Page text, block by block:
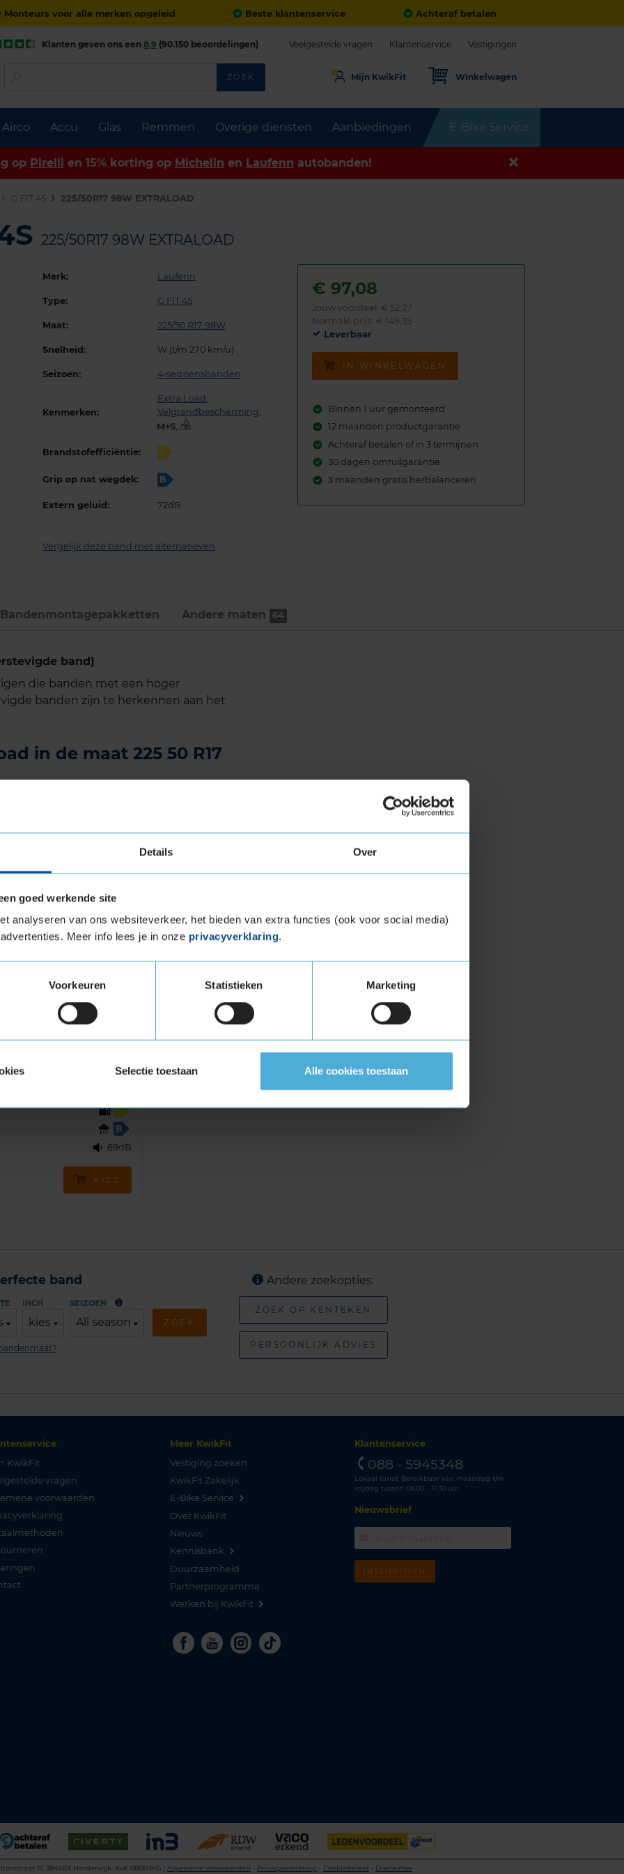
Details Over
goed werkende site
analyseren van ons websiteverkeer, het bieden van extra functies (ook voor social media)
Meer info lees je in onze privacyverklaring.
Voorkeuren Statistieken Marketing
Selectie toestaan Alle cookies toestaan
Monteurs voor alle merken opgeleid Beste klantenservice Achteraf betalen
Airco Accu Glas Remmen Overige diensten Aanbiedingen E-Bike Service
Klanten geven ons een 8,9 (90.150 beoordelingen) Veelgestelde vragen Klantenservice Vestigingen
ZOEK Mijn KwikFit Winkelwagen
op Pirelli en 15% korting op Michelin en Laufenn autobanden!
G FIT 4S 225/50R17 98W EXTRALOAD
225/50R17 98W EXTRALOAD
Merk: Laufenn
Type: G FIT 4S
Maat: 225/50 R17 98W
Snelheid: W (t/m 270 km/u)
Seizoen: 4-seizoensbanden
Kenmerken:
Extra Load ,
Velgrandbescherming,
,
Brandstofefficiëntie: C
Grip op nat wegdek: B
Extern geluid: 72dB
Vergelijk deze band met alternatieven
€97,08
Jouw voordeel: € 52,27
Normale prijs: € 149,35
Leverbaar
IN WINKELWAGEN
Binnen 1 uur gemonteerd
12 maanden productgarantie
Achteraf betalen of in 3 termijnen
30 dagen omruilgarantie
3 maanden gratis herbalanceren
Bandenmontage­pakketten Andere maten 64
band)
die banden met een hoger
banden zijn te herkennen aan het
in de maat 225 50 R17
maat 225 50 R17 eenvoudig online en plan
jouw KwikFit vestiging.
deze autoband: 225 50 R17
, ,
€ 33,20
C
B
69dB
KIES
band
INCH
kies
SEIZOEN
All season ZOEK
Andere zoekopties:
ZOEK OP KENTEKEN
PERSOONLIJK ADVIES
KwikFit
vragen
voorwaarden
Meer KwikFit
Vestiging zoeken
KwikFit Zakelijk
E-Bike Service
Over KwikFit
Nieuws
Kennisbank
Duurzaamheid
Partnerprogramma
Werken bij KwikFit
Facebook
YoutubeInstagram
Tiktok
Klantenservice
088 - 5945348
Lokaal tarief. Bereikbaar van maandag t/m
vrijdag tussen 08.00 - 17.30 uur.
Nieuwsbrief
INSCHRIJVEN
17, 3846BX Harderwijk, KvK 08017845 | Algemene voorwaarden • Privacyverklaring • Cookiebeleid • Disclaimer